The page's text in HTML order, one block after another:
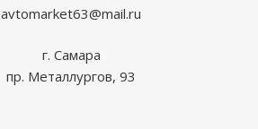
avtomarket63@mail.ru
г. Самара
пр. Металлургов, 93